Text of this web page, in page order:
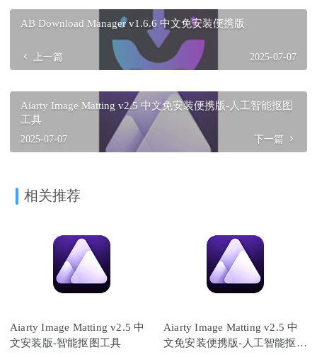
AB Download Manager v1.6.6 中文免安装便携版
上一篇 2025-07-07
Aiarty Image Matting v2.5 中文免安装便携版-人工智能抠图
工具
2025-07-07 下一篇
相关推荐
Aiarty Image Matting v2.5 中
文安装版-智能抠图工具
Aiarty Image Matting v2.5 中
文免安装便携版-人工智能抠图